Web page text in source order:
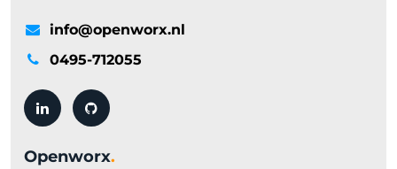
info@openworx.nl
0495-712055
Openworx.